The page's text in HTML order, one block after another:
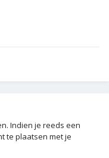
Indien je reeds een
te plaatsen met je